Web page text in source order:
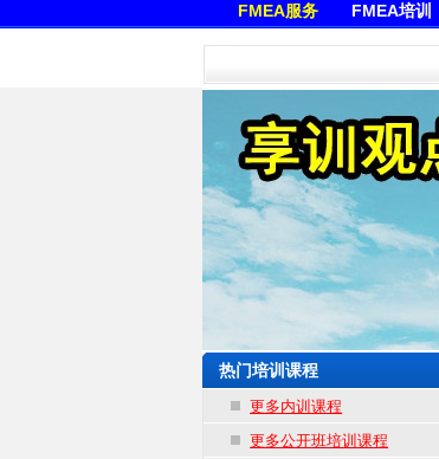
FMEA服务 FMEA培训
热门培训课程
更多内训课程
更多公开班培训课程